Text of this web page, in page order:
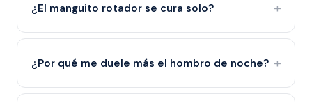
¿El manguito rotador se cura solo?
¿Por qué me duele más el hombro de noche?